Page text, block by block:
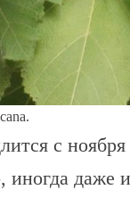
с
иногда даже